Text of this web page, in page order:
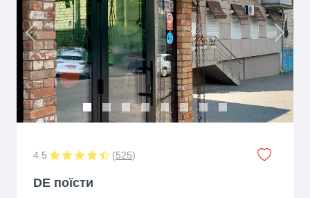
Previous Next
4.5 (525)
DE поїсти